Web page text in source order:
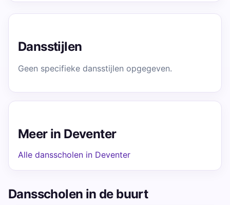
Dansstijlen
Geen specifieke dansstijlen opgegeven.
Meer in Deventer
Alle dansscholen in Deventer
Dansscholen in de buurt